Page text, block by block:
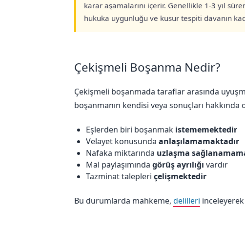
karar aşamalarını içerir. Genellikle 1-3 yıl
hukuka uygunluğu ve kusur tespiti davanın
Çekişmeli Boşanma Nedir?
Çekişmeli boşanmada taraflar arasında
boşanmanın kendisi veya sonuçları hakkında
Eşlerden biri boşanmak istememektedir
Velayet konusunda anlaşılamamaktadır
Nafaka miktarında uzlaşma
Mal paylaşımında görüş ayrılığı vardır
Tazminat talepleri çelişmektedir
Bu durumlarda mahkeme, delilleri